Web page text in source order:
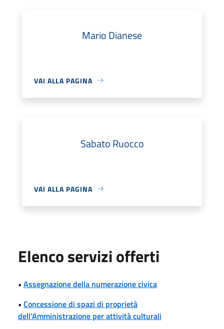
Mario Dianese
VAI ALLA PAGINA
Sabato Ruocco
VAI ALLA PAGINA
Elenco servizi offerti
• Assegnazione della numerazione civica
• Concessione di spazi di proprietà
dell'Amministrazione per attività culturali